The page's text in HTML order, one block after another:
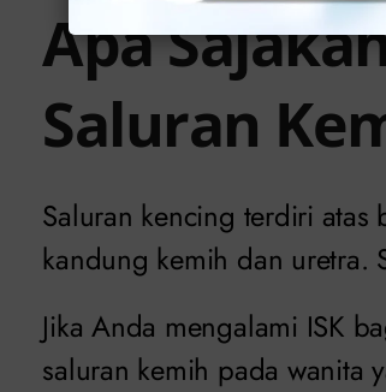
Apa
Saluran
Saluran kencing terdiri
kandung kemih dan uretra.
Jika Anda mengalami ISK
saluran kemih pada wanita